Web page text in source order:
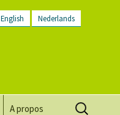
English Nederlands
A propos
Rechercher :